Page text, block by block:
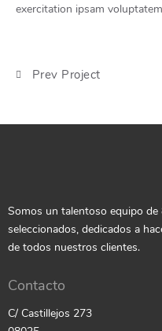
exercitation ipsam
Prev Project
Somos un talentoso equipo
seleccionados, dedicados a
de todos nuestros clientes.
Contacto
C/ Castillejos 273